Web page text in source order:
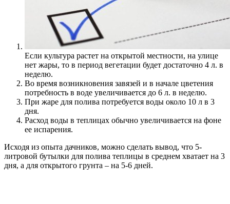
Если культура растет на открытой местности, на улице
нет жары, то в период вегетации будет достаточно 4 л. в
неделю.
Во время возникновения завязей и в начале цветения
потребность в воде увеличивается до 6 л. в неделю.
При жаре для полива потребуется воды около 10 л в 3
дня.
Расход воды в теплицах обычно увеличивается на фоне
ее испарения.
Исходя из опыта дачников, можно сделать вывод, что 5-
литровой бутылки для полива теплицы в среднем хватает на 3
дня, а для открытого грунта – на 5-6 дней.